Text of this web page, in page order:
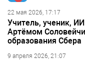
22 мая 2026, 17:17
Учитель, ученик,
Артёмом
образования Сбера
9 апреля 2026, 21:07